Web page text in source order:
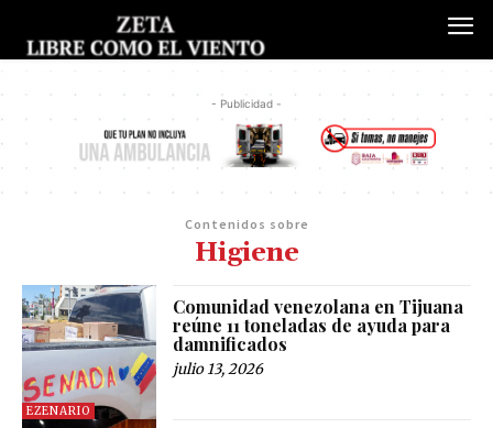
- Publicidad -
Contenidos sobre
Higiene
EZENARIO
Comunidad venezolana en Tijuana
reúne 11 toneladas de ayuda para
damnificados
julio 13, 2026